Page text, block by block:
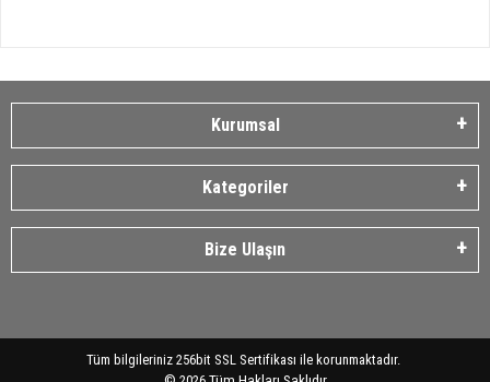
Kurumsal
Kategoriler
Bize Ulaşın
Tüm bilgileriniz 256bit SSL Sertifikası ile korunmaktadır.